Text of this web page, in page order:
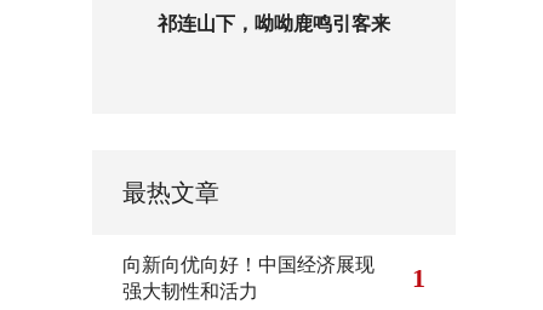
祁连山下，呦呦鹿鸣引客来
最热文章
向新向优向好！中国经济展现
强大韧性和活力
1